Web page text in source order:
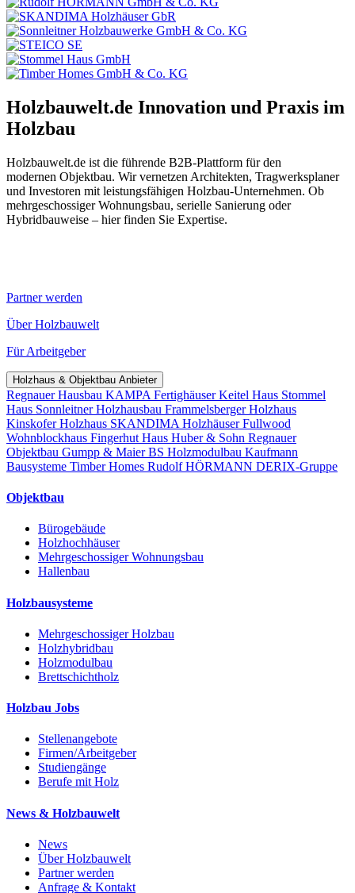
Holzbauwelt.de Innovation und Praxis im
Holzbau
Holzbauwelt.de ist die führende B2B-Plattform für den
modernen Objektbau. Wir vernetzen Architekten, Tragwerksplaner
und Investoren mit leistungsfähigen Holzbau-Unternehmen. Ob
mehrgeschossiger Wohnungsbau, serielle Sanierung oder
Hybridbauweise – hier finden Sie Expertise.
Partner werden
Über Holzbauwelt
Für Arbeitgeber
Holzhaus & Objektbau Anbieter
Regnauer Hausbau KAMPA FertighäuserKeitel Haus Stommel
Haus Sonnleitner Holzhausbau Frammelsberger Holzhaus
Kinskofer Holzhaus SKANDIMA HolzhäuserFullwood
Wohnblockhaus Fingerhut Haus Huber & Sohn Regnauer
Objektbau Gumpp & MaierBS Holzmodulbau Kaufmann
Bausysteme Timber Homes Rudolf HÖRMANN DERIX-Gruppe
Objektbau
Bürogebäude
Holzhochhäuser
Mehrgeschossiger Wohnungsbau
Hallenbau
Holzbausysteme
Mehrgeschossiger Holzbau
Holzhybridbau
Holzmodulbau
Brettschichtholz
Holzbau Jobs
Stellenangebote
Firmen/Arbeitgeber
Studiengänge
Berufe mit Holz
News & Holzbauwelt
News
Über Holzbauwelt
Partner werden
Anfrage & Kontakt